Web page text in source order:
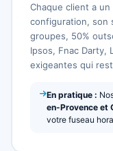
Chaque client a
configuration, son
groupes, 50%
Ipsos, Fnac Darty,
exigeantes qui
En pratique :
en-Provence et
votre fuseau